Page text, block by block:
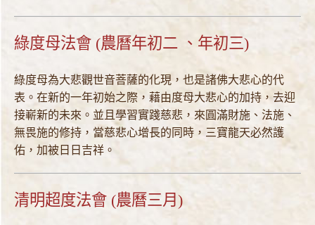
綠度母法會 (農曆年初二 、年初三)
綠度母為大悲觀世音菩薩的化現，也是諸佛大悲心的代
表。在新的一年初始之際，藉由度母大悲心的加持，去迎
接嶄新的未來。並且學習實踐慈悲，來圓滿財施、法施、
無畏施的修持，當慈悲心增長的同時，三寶龍天必然護
佑，加被日日吉祥。
清明超度法會 (農曆三月)